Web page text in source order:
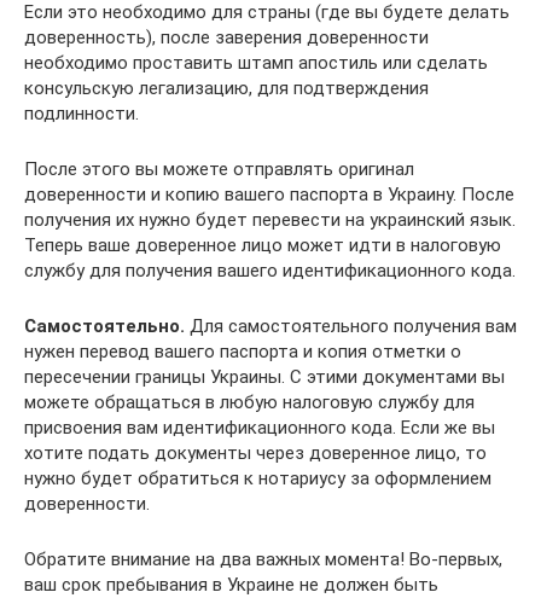
Если это необходимо для страны (где вы будете делать
доверенность), после заверения доверенности
необходимо проставить штамп апостиль или сделать
консульскую легализацию, для подтверждения
подлинности.
После этого вы можете отправлять оригинал
доверенности и копию вашего паспорта в Украину. После
получения их нужно будет перевести на украинский язык.
Теперь ваше доверенное лицо может идти в налоговую
службу для получения вашего идентификационного кода.
Самостоятельно. Для самостоятельного получения вам
нужен перевод вашего паспорта и копия отметки о
пересечении границы Украины. С этими документами вы
можете обращаться в любую налоговую службу для
присвоения вам идентификационного кода. Если же вы
хотите подать документы через доверенное лицо, то
нужно будет обратиться к нотариусу за оформлением
доверенности.
Обратите внимание на два важных момента! Во-первых,
ваш срок пребывания в Украине не должен быть